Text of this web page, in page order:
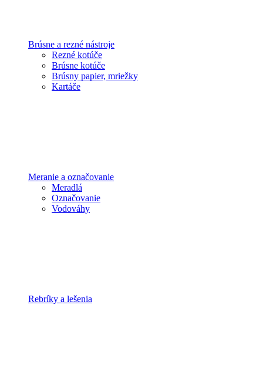
Brúsne a rezné nástroje
Rezné kotúče
Brúsne kotúče
Brúsny papier, mriežky
Kartáče
Meranie a označovanie
Meradlá
Označovanie
Vodováhy
Rebríky a lešenia